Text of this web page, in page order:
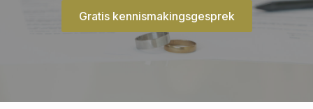
Gratis kennismakingsgesprek